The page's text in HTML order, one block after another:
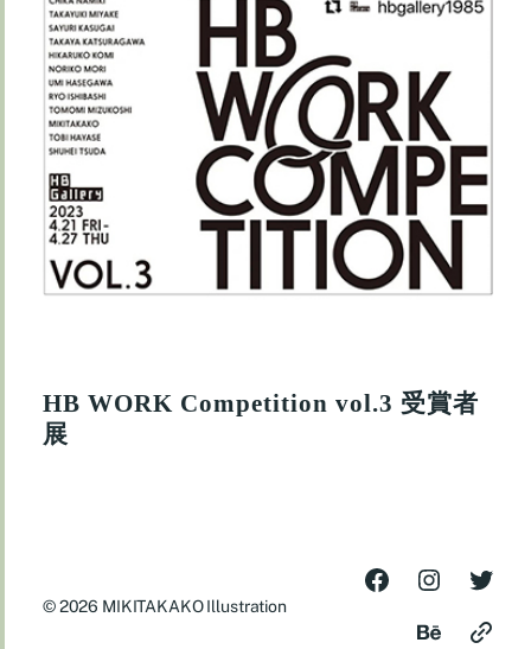
HB WORK Competition vol.3 受賞者
展
© 2026 MIKITAKAKO Illustration